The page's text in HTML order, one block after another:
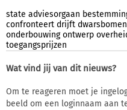
state adviesorgaan
confronteert drijft dwarsbomen
onderbouwing ontwerp
toegangsprijzen
Wat vind jij van dit nieuws?
Om te reageren moet je
beeld om een loginnaam aan